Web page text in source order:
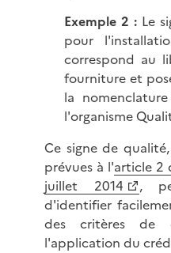
Exemple 2 :Le
pour
correspond au
fourniture et
la
l'organisme
Ce signe de
prévues à l'article 2
juillet 2014
,
d'identifier
des critères de
l'application du